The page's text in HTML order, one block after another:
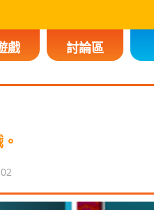
戲 討論區